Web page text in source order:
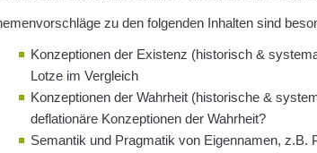
zu den folgenden Inhalten sind
Konzeptionen der Existenz (historisch &
Lotze im Vergleich
Konzeptionen der Wahrheit (historische &
deflationäre Konzeptionen der Wahrheit?
Semantik und Pragmatik von Eigennamen, z.B.